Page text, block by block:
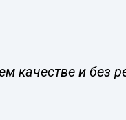
качестве и без